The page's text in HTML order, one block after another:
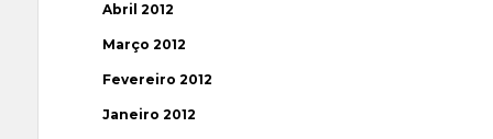
Abril 2012
Março 2012
Fevereiro 2012
Janeiro 2012